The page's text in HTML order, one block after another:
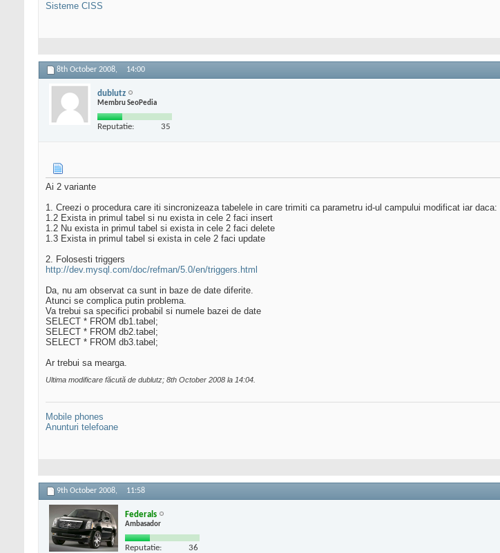
Sisteme CISS
8th October 2008, 14:00
dublutz
Membru SeoPedia
Reputatie: 35
Ai 2 variante
1. Creezi o procedura care iti sincronizeaza tabelele in care trimiti ca parametru id-ul campului modificat iar daca:
1.2 Exista in primul tabel si nu exista in cele 2 faci insert
1.2 Nu exista in primul tabel si exista in cele 2 faci delete
1.3 Exista in primul tabel si exista in cele 2 faci update
2. Folosesti triggers
http://dev.mysql.com/doc/refman/5.0/en/triggers.html
Da, nu am observat ca sunt in baze de date diferite.
Atunci se complica putin problema.
Va trebui sa specifici probabil si numele bazei de date
SELECT * FROM db1.tabel;
SELECT * FROM db2.tabel;
SELECT * FROM db3.tabel;
Ar trebui sa mearga.
Ultima modificare făcută de dublutz; 8th October 2008 la 14:04
Mobile phones
Anunturi telefoane
9th October 2008, 11:58
Federals
Ambasador
Reputatie: 36